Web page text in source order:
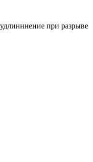
при разрыве